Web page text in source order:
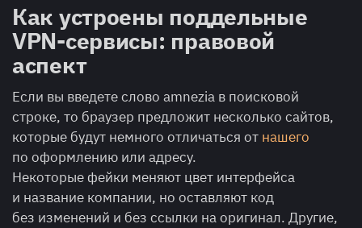
Как устроены поддельные
VPN-сервисы: правовой
аспект
Если вы введете слово amnezia в поисковой
строке, то браузер предложит несколько сайтов,
которые будут немного отличаться от нашего
по оформлению или адресу.
Некоторые фейки меняют цвет интерфейса
и название компании, но оставляют код
без изменений и без ссылки на оригинал. Другие,